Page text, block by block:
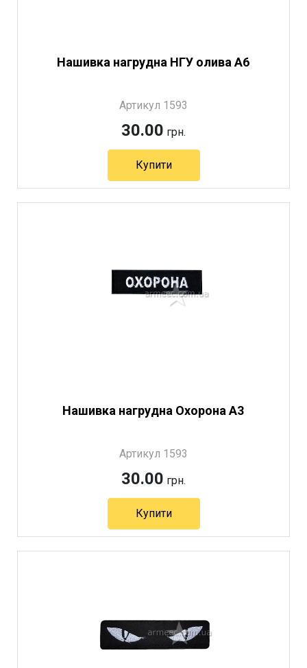
Нашивка нагрудна НГУ олива А6
Артикул 1593
30.00 грн.
Купити
Нашивка нагрудна Охорона А3
Артикул 1593
30.00 грн.
Купити